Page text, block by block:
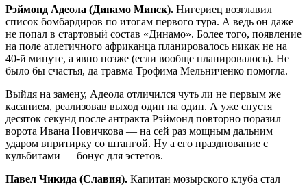
Рэймонд Адеола (Динамо Минск). Нигериец возглавил
список бомбардиров по итогам первого тура. А ведь он даже
не попал в стартовый состав «Динамо». Более того, появление
на поле атлетичного африканца планировалось никак не на
40-й минуте, а явно позже (если вообще планировалось). Не
было бы счастья, да травма Трофима Мельниченко помогла.
Выйдя на замену, Адеола отличился чуть ли не первым же
касанием, реализовав выход один на один. А уже спустя
десяток секунд после антракта Рэймонд повторно поразил
ворота Ивана Новичкова — на сей раз мощным дальним
ударом впритирку со штангой. Ну а его празднование с
кульбитами — бонус для эстетов.
Павел Чикида (Славия). Капитан мозырского клуба стал